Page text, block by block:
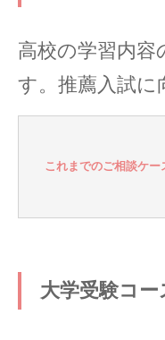
高校の学習内
す。推薦入試に
これまでのご相談ケー
大学受験コー